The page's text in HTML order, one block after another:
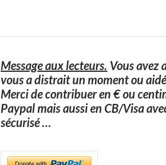
Message aux lecteurs. Vous avez
vous a distrait un moment ou
Merci de contribuer en € ou
Paypal mais aussi en CB/Visa
sécurisé…